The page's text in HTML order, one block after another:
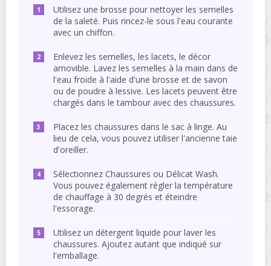
Utilisez une brosse pour nettoyer les semelles
de la saleté. Puis rincez-le sous l'eau courante
avec un chiffon.
Enlevez les semelles, les lacets, le décor
amovible. Lavez les semelles à la main dans de
l'eau froide à l'aide d'une brosse et de savon
ou de poudre à lessive. Les lacets peuvent être
chargés dans le tambour avec des chaussures.
Placez les chaussures dans le sac à linge. Au
lieu de cela, vous pouvez utiliser l'ancienne taie
d'oreiller.
Sélectionnez Chaussures ou Délicat Wash.
Vous pouvez également régler la température
de chauffage à 30 degrés et éteindre
l'essorage.
Utilisez un détergent liquide pour laver les
chaussures. Ajoutez autant que indiqué sur
l'emballage.